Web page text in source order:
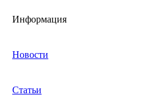
Информация
Новости
Статьи